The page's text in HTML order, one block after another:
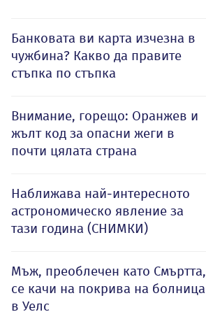
Банковата ви карта изчезна в
чужбина? Какво да правите
стъпка по стъпка
Внимание, горещо: Оранжев и
жълт код за опасни жеги в
почти цялата страна
Наближава най-интересното
астрономическо явление за
тази година (СНИМКИ)
Мъж, преоблечен като Смъртта,
се качи на покрива на болница
в Уелс